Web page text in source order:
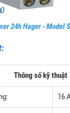
24h Hager - Model
Thông số kỹ thuật
16